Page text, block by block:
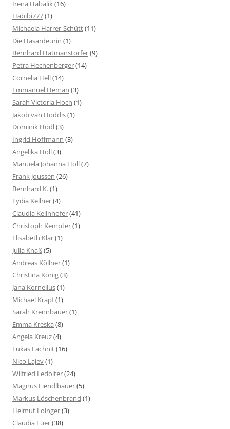
Irena Habalik(16)
Habibi777(1)
Michaela Harrer-Schütt(11)
Die Hasardeurin (1)
Bernhard Hatmanstorfer(9)
Petra Hechenberger(14)
Cornelia Hell(14)
Emmanuel Heman (3)
Sarah Victoria Hoch (1)
Jakob van Hoddis(1)
Dominik Hödl(3)
Ingrid Hoffmann (3)
Angelika Holl(3)
Manuela Johanna Holl(7)
Frank Joussen (26)
Bernhard K.(1)
Lydia Kellner(4)
Claudia Kellnhofer(41)
Christoph Kempter(1)
Elisabeth Klar(1)
Julia Knaß(5)
Andreas Köllner(1)
Christina König(3)
Jana Kornelius(1)
Michael Krapf(1)
Sarah Krennbauer(1)
Emma Kreska (8)
Angela Kreuz(4)
Lukas Lachnit(16)
Nico Lajev(1)
Wilfried Ledolter(24)
Magnus Liendlbauer(5)
Markus Löschenbrand (1)
Helmut Loinger(3)
Claudia Lüer(38)